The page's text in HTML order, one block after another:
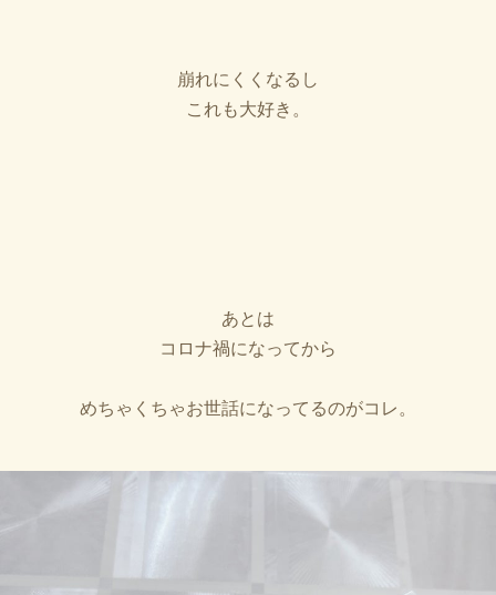
崩れにくくなるし
これも大好き。
あとは
コロナ禍になってから
めちゃくちゃお世話になってるのがコレ。